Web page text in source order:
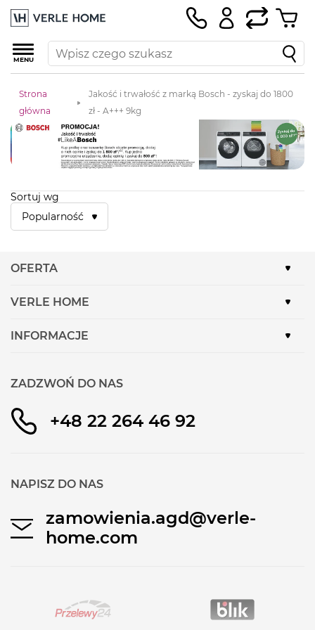
MENU
Strona
główna
Jakość i trwałość z marką Bosch - zyskaj do 1800
zł - A+++ 9kg
Sortuj wg
Popularność
OFERTA
VERLE HOME
INFORMACJE
ZADZWOŃ DO NAS
+48 22 264 46 92
NAPISZ DO NAS
zamowienia.agd@verle-
home.com